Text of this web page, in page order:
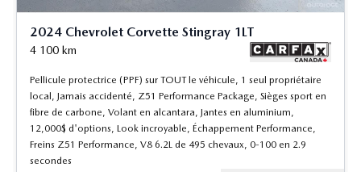
2024 Chevrolet Corvette Stingray 1LT
4 100 km
Pellicule protectrice (PPF) sur TOUT le véhicule, 1 seul propriétaire
local, Jamais accidenté, Z51 Performance Package, Sièges sport en
fibre de carbone, Volant en alcantara, Jantes en aluminium,
12,000$ d'options, Look incroyable, Échappement Performance,
Freins Z51 Performance, V8 6.2L de 495 chevaux, 0-100 en 2.9
secondes